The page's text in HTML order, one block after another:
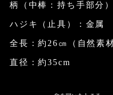
柄（中棒：持ち手部分
ハジキ（止具）：金属
全長：約26㎝（自然素
直径：約35cm